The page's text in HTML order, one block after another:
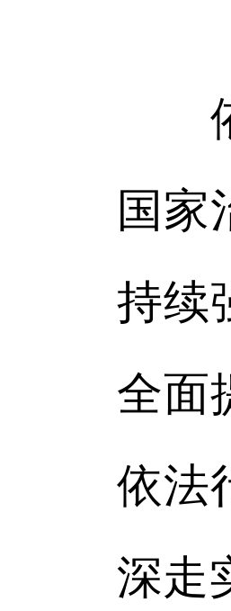
依
国家
持续
全面
依法
深走